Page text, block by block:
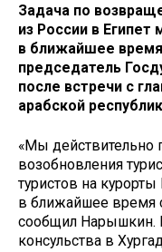
Задача по
из России в
в ближайшее
председатель
после встречи с
арабской
«Мы действительно
возобновления
туристов на
в ближайшее время
сообщил Нарышкин.
консульства в